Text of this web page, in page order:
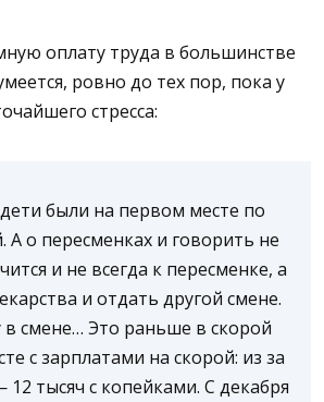
оплату труда в большинстве
ровно до тех пор, пока у
стресса:
были на первом месте по
о пересменках и говорить не
и не всегда к пересменке, а
и отдать другой смене.
смене… Это раньше в скорой
с зарплатами на скорой: из за
тысяч с копейками. С декабря